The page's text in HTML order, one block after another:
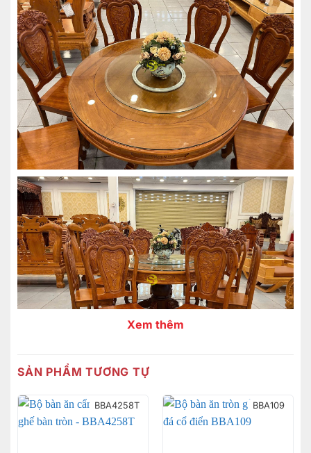
Xem thêm
SẢN PHẨM TƯƠNG TỰ
BBA4258T BBA109